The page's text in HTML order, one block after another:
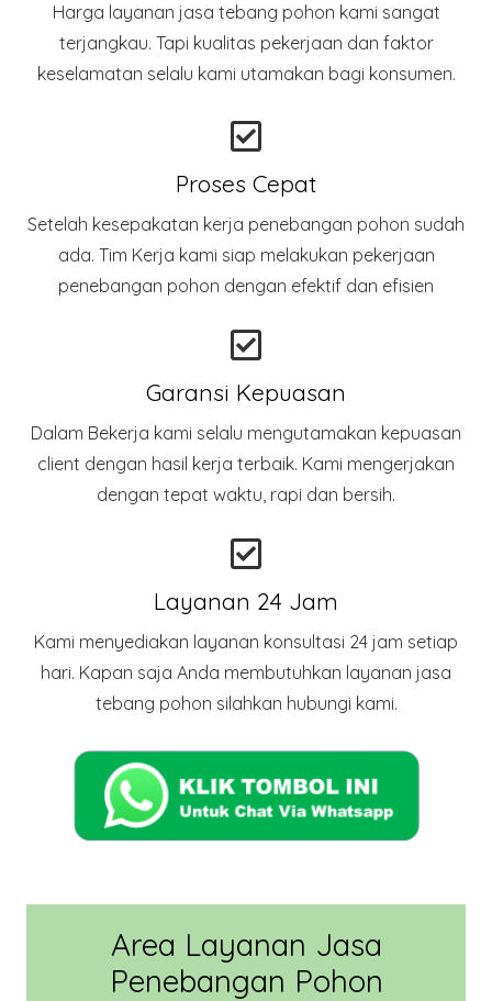
Harga layanan jasa tebang pohon kami sangat
terjangkau. Tapi kualitas pekerjaan dan faktor
keselamatan selalu kami utamakan bagi konsumen.
Proses Cepat
Setelah kesepakatan kerja penebangan pohon sudah
ada. Tim Kerja kami siap melakukan pekerjaan
penebangan pohon dengan efektif dan efisien
Garansi Kepuasan
Dalam Bekerja kami selalu mengutamakan kepuasan
client dengan hasil kerja terbaik. Kami mengerjakan
dengan tepat waktu, rapi dan bersih.
Layanan 24 Jam
Kami menyediakan layanan konsultasi 24 jam setiap
hari. Kapan saja Anda membutuhkan layanan jasa
tebang pohon silahkan hubungi kami.
Area Layanan Jasa
Penebangan Pohon